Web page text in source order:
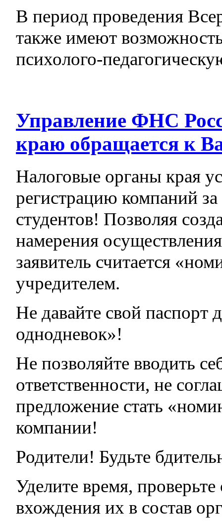
В период проведения
также имеют
психолого-
Управление ФНС
краю обращается к
Налоговые органы края
регистрацию компаний
студентов! Позволяя
намерения
заявитель считается
учредителем.
Не давайте свой паспорт
однодневок»!
Не позволяйте вводить
ответственности, не
предложение стать
компании!
Родители! Будьте
Уделите время,
вхождения их в состав